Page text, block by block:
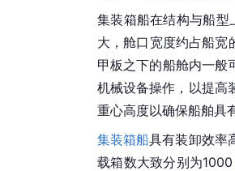
集装箱船在结构与船
大，舱口宽度约占船
甲板之下的船舱内一
机械设备操作，以提高
重心高度以确保船舶具
集装箱船具有装卸效率
载箱数大致分别为